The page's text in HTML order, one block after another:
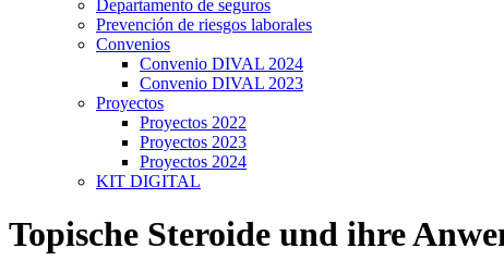
Departamento de seguros
Prevención de riesgos laborales
Convenios
Convenio DIVAL 2024
Convenio DIVAL 2023
Proyectos
Proyectos 2022
Proyectos 2023
Proyectos 2024
KIT DIGITAL
Topische Steroide und ihre